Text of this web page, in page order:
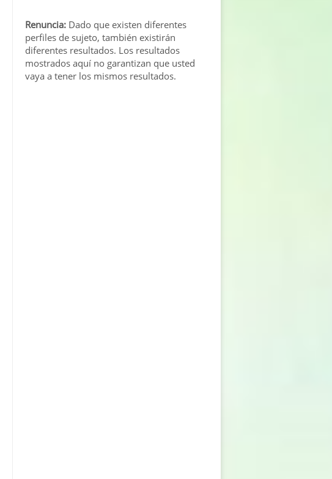
Renuncia: Dado que existen diferentes
perfiles de sujeto, también existirán
diferentes resultados. Los resultados
mostrados aquí no garantizan que usted
vaya a tener los mismos resultados.